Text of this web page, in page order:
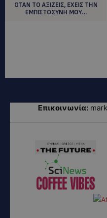
ΟΤΑΝ ΤΟ ΑΞΙΖΕΙΣ, ΕΧΕΙΣ ΤΗΝ
ΕΜΠΙΣΤΟΣΥΝΗ ΜΟΥ…
Επικοινωνία: